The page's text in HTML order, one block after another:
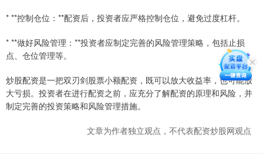
* **控制仓位：**配资后，投资者应严格控制仓位，避免过度杠杆。
* **做好风险管理：**投资者应制定完善的风险管理策略，包括止损
点、仓位管理等。
炒股配资是一把双刃剑股票小额配资，既可以放大收益率，也可能放
大亏损。投资者在进行配资之前，应充分了解配资的原理和风险，并
制定完善的投资策略和风险管理措施。
文章为作者独立观点，不代表配资炒股网观点